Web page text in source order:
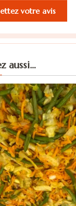
aussi...